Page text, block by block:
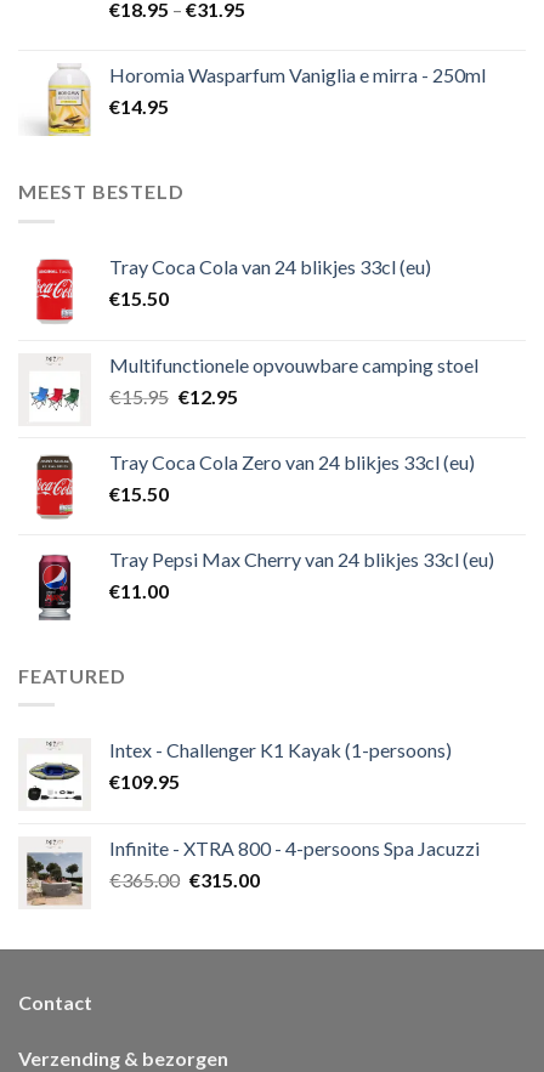
€18.95 – €31.95
Horomia Wasparfum Vaniglia e mirra - 250ml
€14.95
MEEST BESTELD
Tray Coca Cola van 24 blikjes 33cl (eu)
€15.50
Multifunctionele opvouwbare camping stoel
€15.95 €12.95
Tray Coca Cola Zero van 24 blikjes 33cl (eu)
€15.50
Tray Pepsi Max Cherry van 24 blikjes 33cl (eu)
€11.00
FEATURED
Intex - Challenger K1 Kayak (1-persoons)
€109.95
Infinite - XTRA 800 - 4-persoons Spa Jacuzzi
€365.00 €315.00
Contact
Verzending & bezorgen